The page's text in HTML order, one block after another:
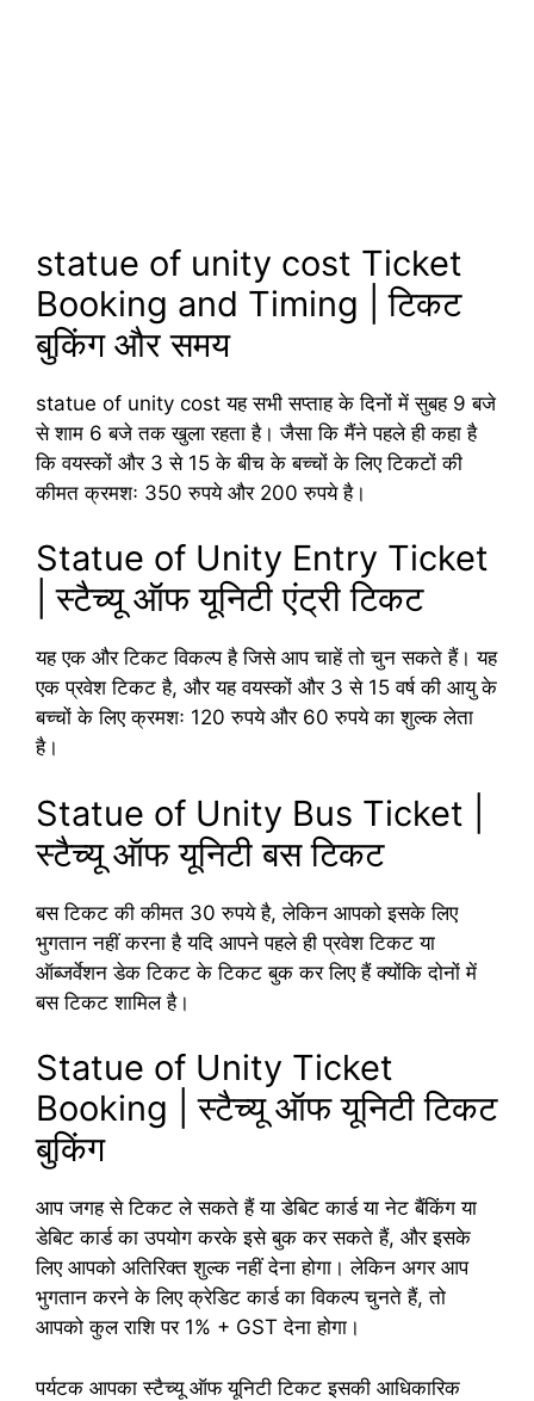
statue of unity cost Ticket
Booking and Timing | टिकट
बुकिंग और समय
statue of unity cost यह सभी सप्ताह के दिनों में सुबह 9 बजे
से शाम 6 बजे तक खुला रहता है। जैसा कि मैंने पहले ही कहा है
कि वयस्कों और 3 से 15 के बीच के बच्चों के लिए टिकटों की
कीमत क्रमशः 350 रुपये और 200 रुपये है।
Statue of Unity Entry Ticket
| स्टैच्यू ऑफ यूनिटी एंट्री टिकट
यह एक और टिकट विकल्प है जिसे आप चाहें तो चुन सकते हैं। यह
एक प्रवेश टिकट है, और यह वयस्कों और 3 से 15 वर्ष की आयु के
बच्चों के लिए क्रमशः 120 रुपये और 60 रुपये का शुल्क लेता
है।
Statue of Unity Bus Ticket |
स्टैच्यू ऑफ यूनिटी बस टिकट
बस टिकट की कीमत 30 रुपये है, लेकिन आपको इसके लिए
भुगतान नहीं करना है यदि आपने पहले ही प्रवेश टिकट या
ऑब्जर्वेशन डेक टिकट के टिकट बुक कर लिए हैं क्योंकि दोनों में
बस टिकट शामिल है।
Statue of Unity Ticket
Booking | स्टैच्यू ऑफ यूनिटी टिकट
बुकिंग
आप जगह से टिकट ले सकते हैं या डेबिट कार्ड या नेट बैंकिंग या
डेबिट कार्ड का उपयोग करके इसे बुक कर सकते हैं, और इसके
लिए आपको अतिरिक्त शुल्क नहीं देना होगा। लेकिन अगर आप
भुगतान करने के लिए क्रेडिट कार्ड का विकल्प चुनते हैं, तो
आपको कुल राशि पर 1% + GST ​​देना होगा।
पर्यटक आपका स्टैच्यू ऑफ यूनिटी टिकट इसकी आधिकारिक